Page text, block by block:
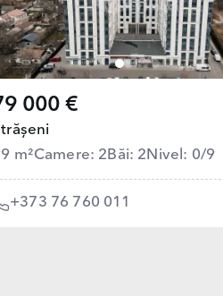
000 €
m²Camere: 2 Băi: 2 Nivel: 0/9
+373 76 760 011